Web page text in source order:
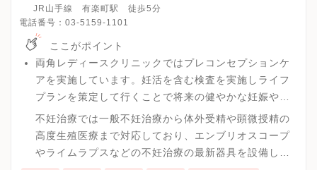
JR山手線 有楽町駅 徒歩5分
電話番号： 03-5159-1101
ここがポイント
両角レディースクリニックではプレコンセプションケ
アを実施しています。妊活を含む検査を実施しライフ
プランを策定して行くことで将来の健やかな妊娠や出
産につなげる努力をしています。
不妊治療では一般不妊治療から体外受精や顕微授精の
高度生殖医療まで対応しており、エンブリオスコープ
やライムラプスなどの不妊治療の最新器具を設備し、